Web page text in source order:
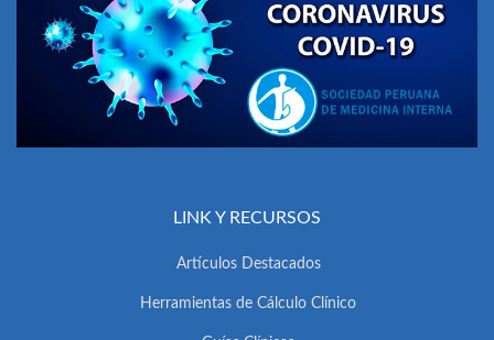
LINK Y RECURSOS
Artículos Destacados
Herramientas de Cálculo Clínico